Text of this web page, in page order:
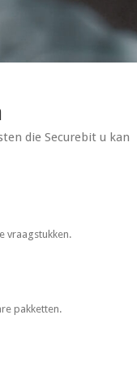
die Securebit u kan
vraagstukken.
pakketten.